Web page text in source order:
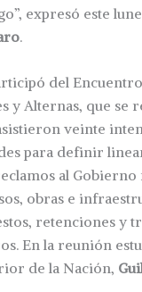
expresó este
.
del
y Alternas, que se
veinte
para definir
al Gobierno
obras e
retenciones y
En la reunión
de la Nación,